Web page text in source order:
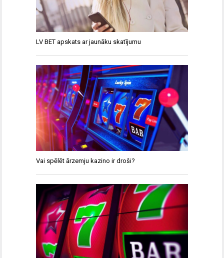
LV BET apskats ar jaunāku skatījumu
Vai spēlēt ārzemju kazino ir droši?